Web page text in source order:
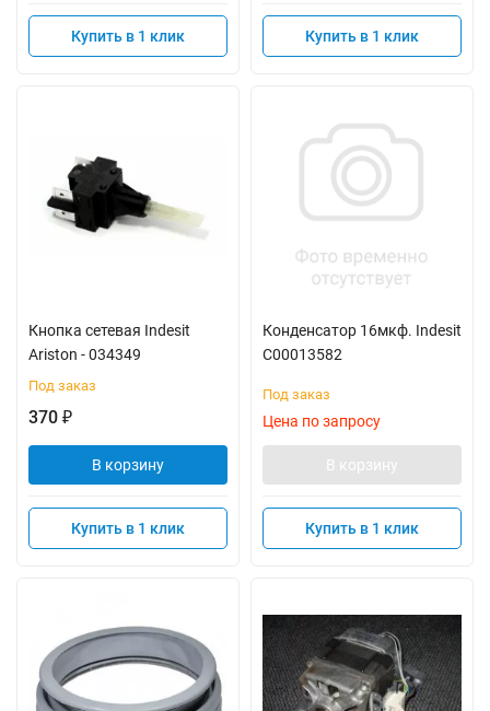
Купить в 1 клик Купить в 1 клик
Кнопка сетевая Indesit
Ariston - 034349
Под заказ
370 ₽
В корзину
Купить в 1 клик
Конденсатор 16мкф. Indesit
C00013582
Под заказ
Цена по запросу
В корзину
Купить в 1 клик